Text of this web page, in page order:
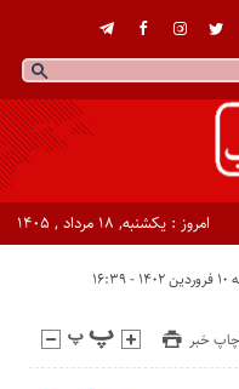
امروز : یکشنبه, ۱۸ مرداد , ۱۴۰۵
چاپ خبر